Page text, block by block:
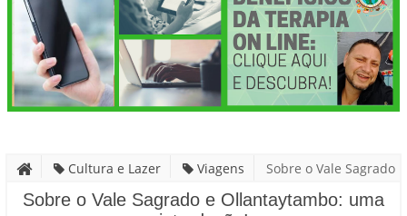
Cultura e Lazer Viagens
Sobre o Vale Sagrado
e Ollantaytambo: uma introdução!
Sobre o Vale Sagrado e Ollantaytambo: uma